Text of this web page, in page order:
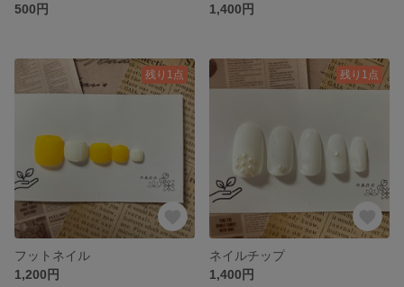
500円
1,400円
残り1点
フットネイル
1,200円
残り1点
ネイルチップ
1,400円